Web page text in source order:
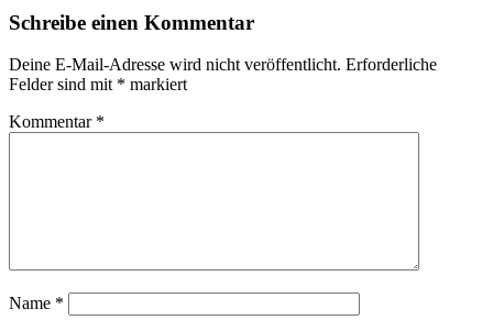
Schreibe einen Kommentar
Deine E-Mail-Adresse wird nicht veröffentlicht. Erforderliche
Felder sind mit * markiert
Kommentar *
Name *